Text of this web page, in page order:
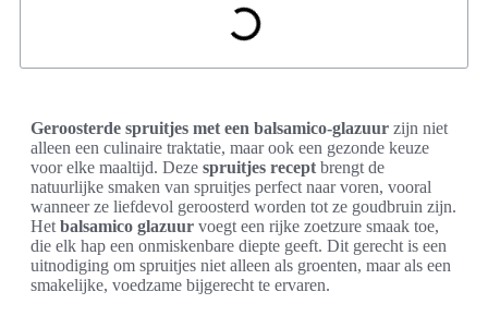
Geroosterde spruitjes met een balsamico-glazuur zijn niet
alleen een culinaire traktatie, maar ook een gezonde keuze
voor elke maaltijd. Deze spruitjes recept brengt de
natuurlijke smaken van spruitjes perfect naar voren, vooral
wanneer ze liefdevol geroosterd worden tot ze goudbruin zijn.
Het balsamico glazuur voegt een rijke zoetzure smaak toe,
die elk hap een onmiskenbare diepte geeft. Dit gerecht is een
uitnodiging om spruitjes niet alleen als groenten, maar als een
smakelijke, voedzame bijgerecht te ervaren.